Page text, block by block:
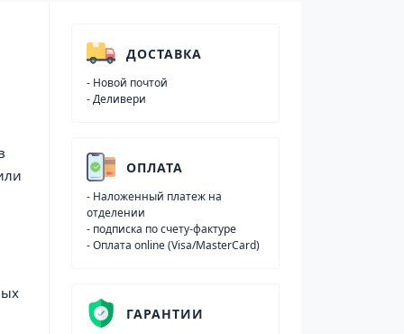
ДОСТАВКА
- Новой почтой
- Деливери
ОПЛАТА
- Наложенный платеж на
отделении
- подписка по счету-фактуре
- Оплата online (Visa/MasterCard)
ГАРАНТИИ